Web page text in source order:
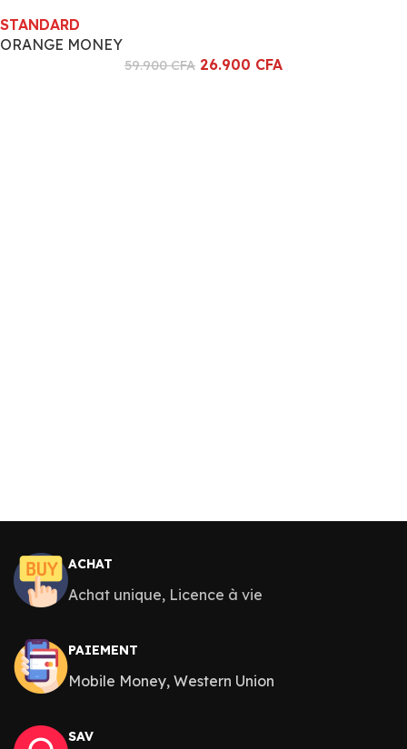
STANDARD
ORANGE MONEY
59.900CFA 26.900 CFA
ACHAT
Achat unique, Licence à vie
PAIEMENT
Mobile Money, Western Union
SAV